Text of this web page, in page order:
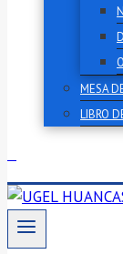
MESA
LIBRO